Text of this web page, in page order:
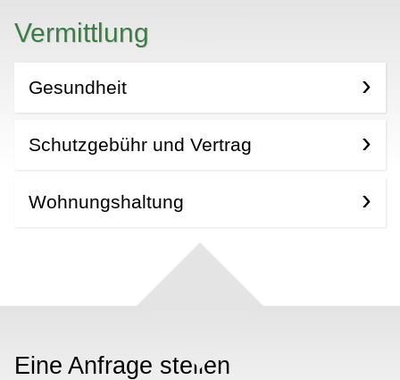
Vermittlung
Gesundheit
Schutzgebühr und Vertrag
Wohnungshaltung
Eine Anfrage stellen